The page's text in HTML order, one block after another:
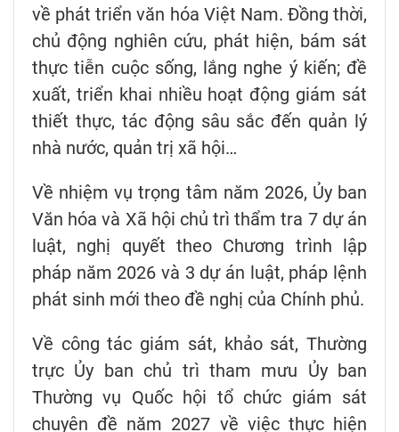
về phát triển văn hóa Việt Nam. Đồng thời,
chủ động nghiên cứu, phát hiện, bám sát
thực tiễn cuộc sống, lắng nghe ý kiến; đề
xuất, triển khai nhiều hoạt động giám sát
thiết thực, tác động sâu sắc đến quản lý
nhà nước, quản trị xã hội…
Về nhiệm vụ trọng tâm năm 2026, Ủy ban
Văn hóa và Xã hội chủ trì thẩm tra 7 dự án
luật, nghị quyết theo Chương trình lập
pháp năm 2026 và 3 dự án luật, pháp lệnh
phát sinh mới theo đề nghị của Chính phủ.
Về công tác giám sát, khảo sát, Thường
trực Ủy ban chủ trì tham mưu Ủy ban
Thường vụ Quốc hội tổ chức giám sát
chuyên đề năm 2027 về việc thực hiện